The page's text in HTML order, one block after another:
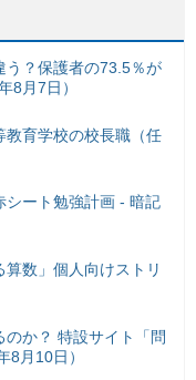
う？保護者の73.5％が
8月7日）
教育学校の校長職（任
シート勉強計画 - 暗記
数」個人向けストリ
か？ 特設サイト「問
8月10日）